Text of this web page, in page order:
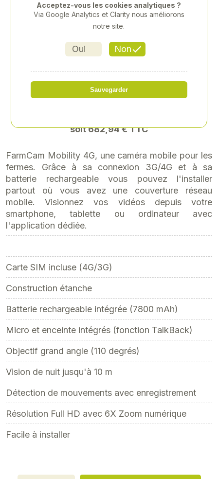
FARMCAM 4G
Référence: SPA-159335
soit 682,94 € TTC
FarmCam Mobility 4G, une caméra mobile pour les
fermes. Grâce à sa connexion 3G/4G et à sa
batterie rechargeable vous pouvez l'installer
partout où vous avez une couverture réseau
mobile. Visionnez vos vidéos depuis votre
smartphone, tablette ou ordinateur avec
l'application dédiée.
Carte SIM incluse (4G/3G)
Construction étanche
Batterie rechargeable intégrée (7800 mAh)
Micro et enceinte intégrés (fonction TalkBack)
Objectif grand angle (110 degrés)
Vision de nuit jusqu'à 10 m
Détection de mouvements avec enregistrement
Résolution Full HD avec 6X Zoom numérique
Facile à installer
Oui Non
Acceptez-vous les cookies analytiques ?
Via Google Analytics et Clarity nous améliorons
notre site.
Sauvegarder